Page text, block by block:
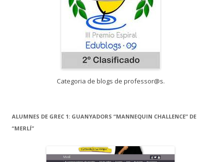
Categoria de blogs de professor@s.
ALUMNES DE GREC 1: GUANYADORS “MANNEQUIN CHALLENCE” DE
“MERLÍ”